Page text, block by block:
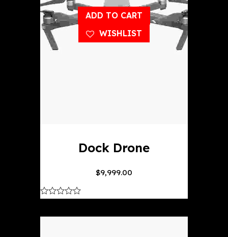
ADD TO CART
WISHLIST
Dock Drone
$9,999.00
of